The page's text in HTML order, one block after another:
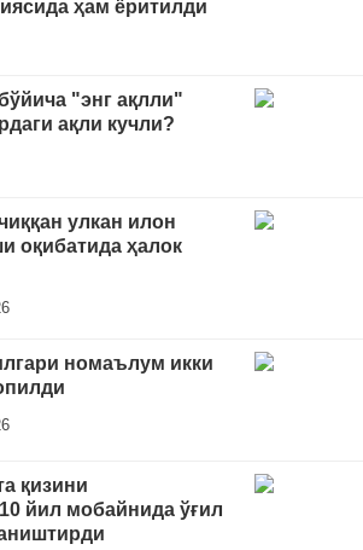
ҳам ёритилди
"энг ақлли"
ақли кучли?
улкан илон
оқибатида ҳалок
номаълум икки
қизини
йил мобайнида ўғил